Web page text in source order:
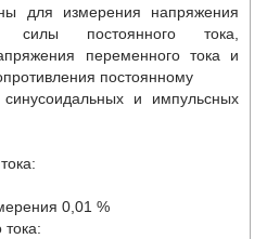
для измерения напряжения
постоянного тока,
переменного тока и
постоянному
и импульсных
0,01 %